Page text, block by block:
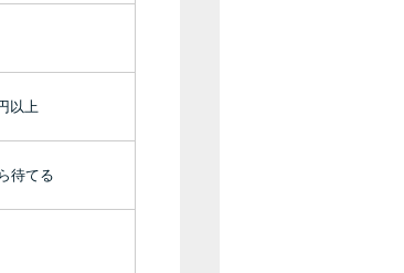
？絶対審査通る？借金に悩む人へ街金
しない理由
もお金を借りられる？学生がお金を借
以上
待てる